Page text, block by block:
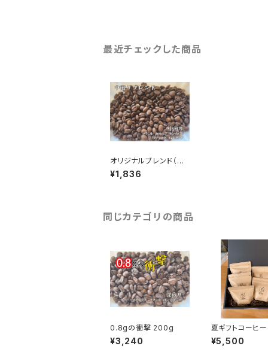
最近チェックした商品
オリジナルブレンド（中
煎り）200g
¥1,836
同じカテゴリの商品
0.8gの衝撃 200g
¥3,240
夏ギフトコーヒ
¥5,500